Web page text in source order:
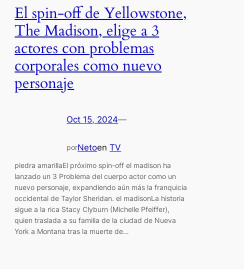
El spin-off de Yellowstone,
The Madison, elige a 3
actores con problemas
corporales como nuevo
personaje
Oct 15, 2024—
porNetoenTV
piedra amarillaEl próximo spin-off el madison ha
lanzado un 3 Problema del cuerpo actor como un
nuevo personaje, expandiendo aún más la franquicia
occidental de Taylor Sheridan. el madisonLa historia
sigue a la rica Stacy Clyburn (Michelle Pfeiffer),
quien traslada a su familia de la ciudad de Nueva
York a Montana tras la muerte de…